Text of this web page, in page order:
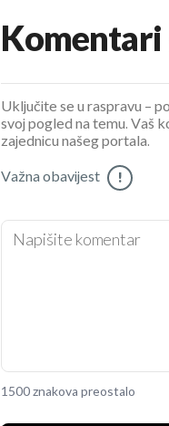
Komentari
Uključite se u raspravu –
svoj pogled na temu. Vaš
zajednicu našeg portala.
Važna obavijest !
1500 znakova preostalo